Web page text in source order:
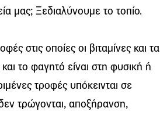
μας; Ξεδιαλύνουμε το τοπίο.
στις οποίες οι βιταμίνες και τα
το φαγητό είναι στη φυσική ή
τροφές υπόκεινται σε
τρώγονται, αποξήρανση,